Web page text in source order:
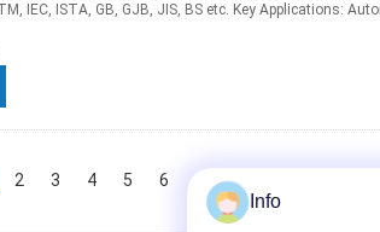
IEC, ISTA, GB, GJB, JIS, BS etc. Key Applications:
2 3 4 5 6 8
Info